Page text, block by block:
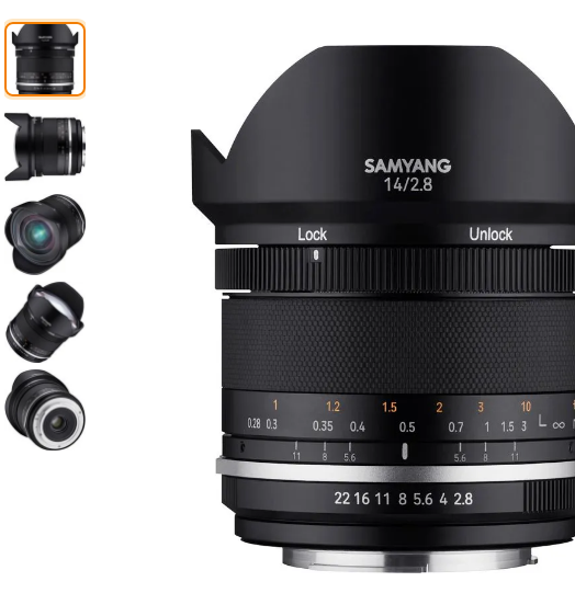
trepied telefon
peak design
5
6. lavaliera
7. sony fx
card memorie
dji mic mini
dji osmo